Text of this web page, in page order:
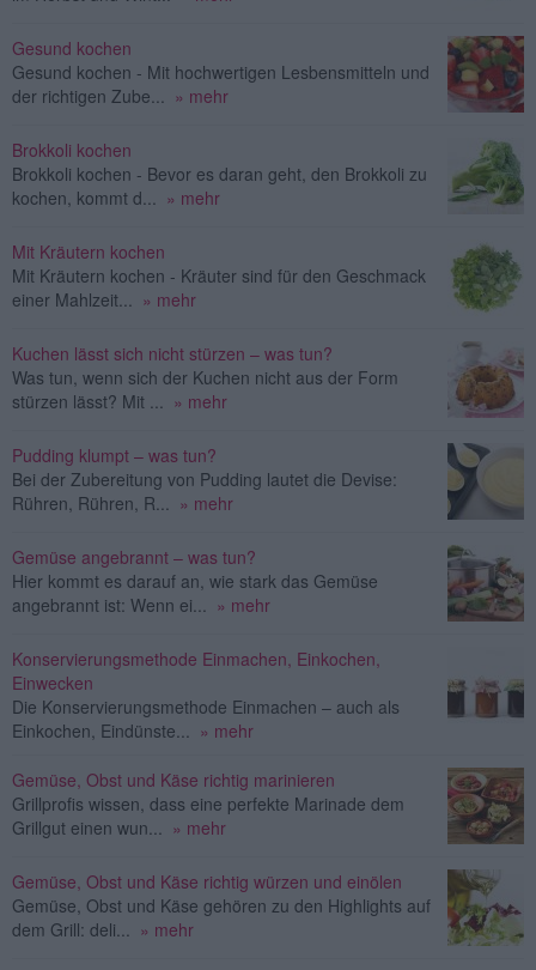
Gesund kochen
Gesund kochen - Mit hochwertigen Lesbensmitteln und
der richtigen Zube... » mehr
Brokkoli kochen
Brokkoli kochen - Bevor es daran geht, den Brokkoli zu
kochen, kommt d... » mehr
Mit Kräutern kochen
Mit Kräutern kochen - Kräuter sind für den Geschmack
einer Mahlzeit... » mehr
Kuchen lässt sich nicht stürzen – was tun?
Was tun, wenn sich der Kuchen nicht aus der Form
stürzen lässt? Mit ... » mehr
Pudding klumpt – was tun?
Bei der Zubereitung von Pudding lautet die Devise:
Rühren, Rühren, R... » mehr
Gemüse angebrannt – was tun?
Hier kommt es darauf an, wie stark das Gemüse
angebrannt ist: Wenn ei... » mehr
Konservierungsmethode Einmachen, Einkochen,
Einwecken
Die Konservierungsmethode Einmachen – auch als
Einkochen, Eindünste... » mehr
Gemüse, Obst und Käse richtig marinieren
Grillprofis wissen, dass eine perfekte Marinade dem
Grillgut einen wun... » mehr
Gemüse, Obst und Käse richtig würzen und einölen
Gemüse, Obst und Käse gehören zu den Highlights auf
dem Grill: deli... » mehr